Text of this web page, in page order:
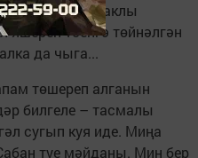
дә очраклы
яшерен төенгә төйнәлгән
да чыга...
төшереп алганын
билгеле – тасмалы
сугып куя иде. Миңа
туе мәйданы. Мин бер